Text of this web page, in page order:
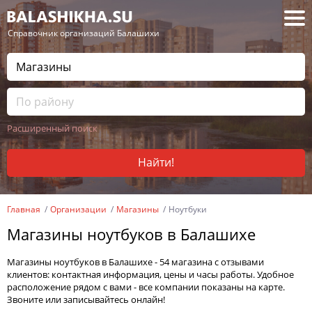
— Справочник организаций Балашихи
Расширенный поиск
Найти!
Главная Организации Магазины Ноутбуки
Магазины ноутбуков в Балашихе
Магазины ноутбуков в Балашихе - 54 магазина с отзывами
клиентов: контактная информация, цены и часы работы. Удобное
расположение рядом с вами - все компании показаны на карте.
Звоните или записывайтесь онлайн!